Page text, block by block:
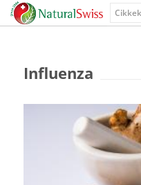
Influenza